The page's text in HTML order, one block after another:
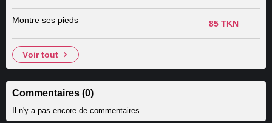
Montre ses pieds 85 TKN
voir tout
Commentaires (0)
Il n'y a pas encore de commentaires